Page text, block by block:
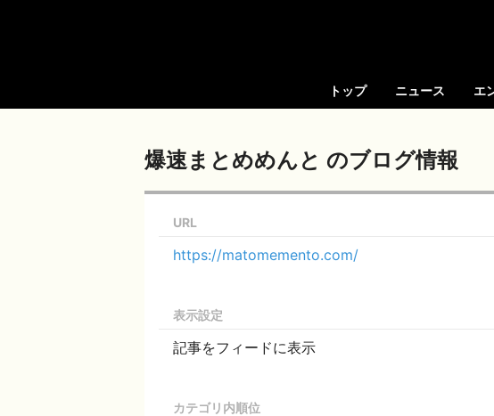
トップ ニュース エ
爆速まとめめんと のブログ情報
URL
https://matomemento.com/
表示設定
記事をフィードに表示
カテゴリ内順位